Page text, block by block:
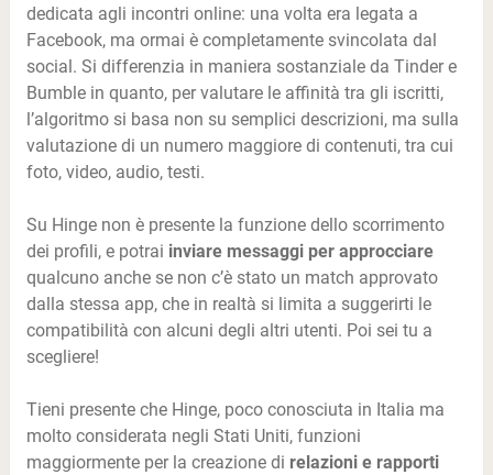
dedicata agli incontri online: una volta era legata a
Facebook, ma ormai è completamente svincolata dal
social. Si differenzia in maniera sostanziale da Tinder e
Bumble in quanto, per valutare le affinità tra gli iscritti,
l’algoritmo si basa non su semplici descrizioni, ma sulla
valutazione di un numero maggiore di contenuti, tra cui
foto, video, audio, testi.
Su Hinge non è presente la funzione dello scorrimento
dei profili, e potrai inviare messaggi per approcciare
qualcuno anche se non c’è stato un match approvato
dalla stessa app, che in realtà si limita a suggerirti le
compatibilità con alcuni degli altri utenti. Poi sei tu a
scegliere!
Tieni presente che Hinge, poco conosciuta in Italia ma
molto considerata negli Stati Uniti, funzioni
maggiormente per la creazione di relazioni e rapporti